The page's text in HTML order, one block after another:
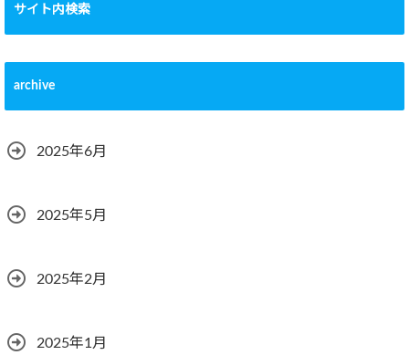
サイト内検索
archive
2025年6月
2025年5月
2025年2月
2025年1月